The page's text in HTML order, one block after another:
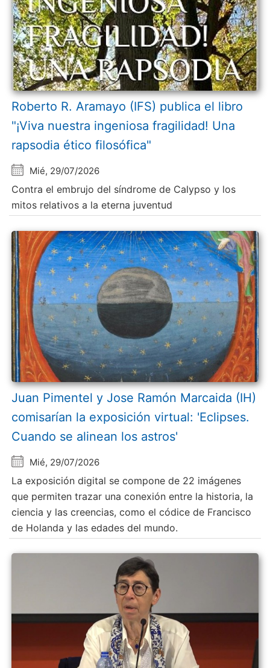
Roberto R. Aramayo (IFS) publica el libro
"¡Viva nuestra ingeniosa fragilidad! Una
rapsodia ético filosófica"
Mié, 29/07/2026
Contra el embrujo del síndrome de Calypso y los
mitos relativos a la eterna juventud
Juan Pimentel y Jose Ramón Marcaida (IH)
comisarían la exposición virtual: 'Eclipses.
Cuando se alinean los astros'
Mié, 29/07/2026
La exposición digital se compone de 22 imágenes
que permiten trazar una conexión entre la historia, la
ciencia y las creencias, como el códice de Francisco
de Holanda y las edades del mundo.